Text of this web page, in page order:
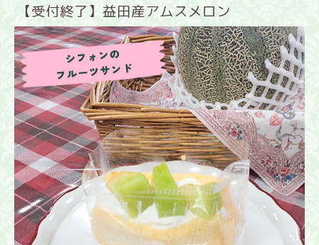
【受付終了】益田産アムスメロン